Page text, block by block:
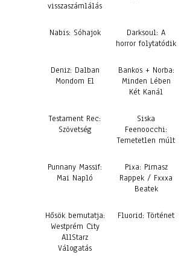
visszaszámlálás
Nabis: Sóhajok
Darksoul: A
horror folytatódik
Deniz: Dalban
Mondom El
Bankos + Norba:
Minden Lében
Két Kanál
Testament Rec:
Szövetség
Siska
Feenoocchi:
Temetetlen múlt
Punnany Massif:
Mai Napló
Pixa: Pimasz
Rappek / Fxxxa
Beatek
Hősök bemutatja:
Westprém City
AllStarz
Válogatás
Fluorid: Történet